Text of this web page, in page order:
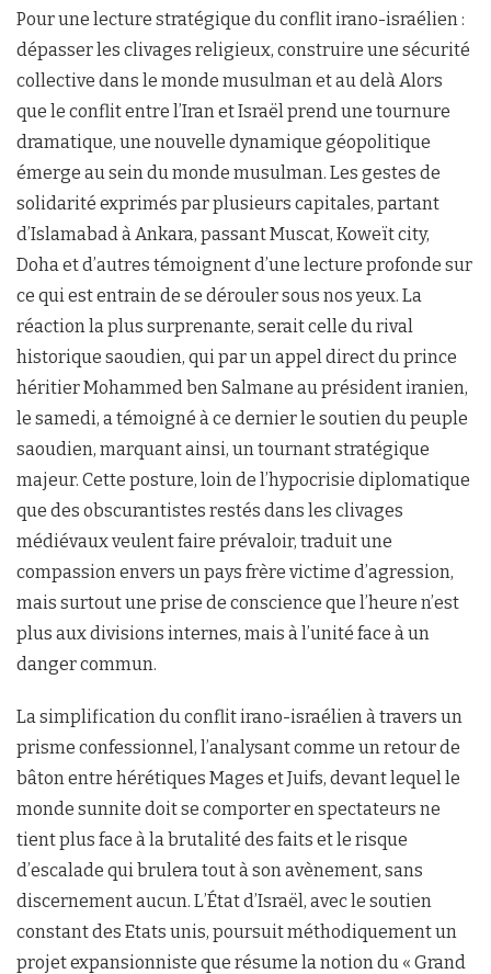
Pour une lecture stratégique du conflit irano-israélien :
dépasser les clivages religieux, construire une sécurité
collective dans le monde musulman et au delà Alors
que le conflit entre l’Iran et Israël prend une tournure
dramatique, une nouvelle dynamique géopolitique
émerge au sein du monde musulman. Les gestes de
solidarité exprimés par plusieurs capitales, partant
d’Islamabad à Ankara, passant Muscat, Koweït city,
Doha et d’autres témoignent d’une lecture profonde sur
ce qui est entrain de se dérouler sous nos yeux. La
réaction la plus surprenante, serait celle du rival
historique saoudien, qui par un appel direct du prince
héritier Mohammed ben Salmane au président iranien,
le samedi, a témoigné à ce dernier le soutien du peuple
saoudien, marquant ainsi, un tournant stratégique
majeur. Cette posture, loin de l’hypocrisie diplomatique
que des obscurantistes restés dans les clivages
médiévaux veulent faire prévaloir, traduit une
compassion envers un pays frère victime d’agression,
mais surtout une prise de conscience que l’heure n’est
plus aux divisions internes, mais à l’unité face à un
danger commun.
La simplification du conflit irano-israélien à travers un
prisme confessionnel, l’analysant comme un retour de
bâton entre hérétiques Mages et Juifs, devant lequel le
monde sunnite doit se comporter en spectateurs ne
tient plus face à la brutalité des faits et le risque
d’escalade qui brulera tout à son avènement, sans
discernement aucun. L’État d’Israël, avec le soutien
constant des Etats unis, poursuit méthodiquement un
projet expansionniste que résume la notion du « Grand